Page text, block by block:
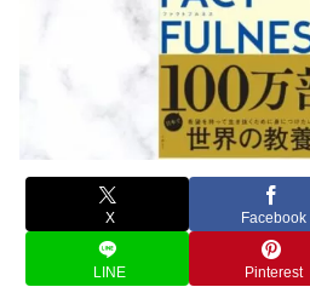
X Facebook
LINE Pinterest